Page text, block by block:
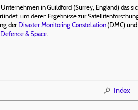
Unternehmen in Guildford (Surrey, England) das
um deren Ergebnisse zur
derDisaster Monitoring Constellation (DMC)
& Space.
Index